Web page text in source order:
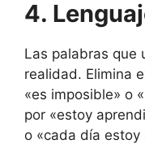
4.
Las palabras que
realidad. Elimina
«es imposible» o
por «estoy
o «cada día